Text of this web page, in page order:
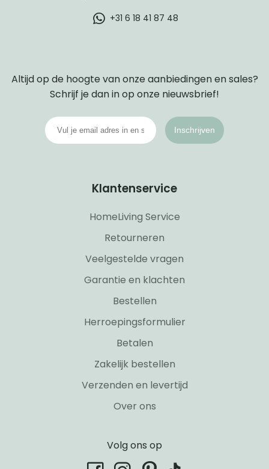
+31 6 18 41 87 48
Altijd op de hoogte van onze aanbiedingen en sales?
Schrijf je dan in op onze nieuwsbrief!
Inschrijven
Klantenservice
HomeLiving Service
Retourneren
Veelgestelde vragen
Garantie en klachten
Bestellen
Herroepingsformulier
Betalen
Zakelijk bestellen
Verzenden en levertijd
Over ons
Volg ons op